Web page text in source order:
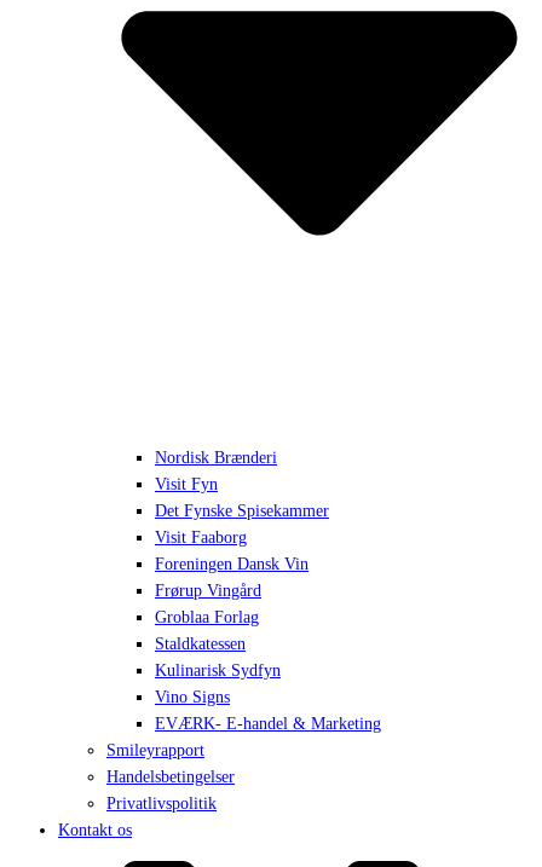
Nordisk Brænderi
Visit Fyn
Det Fynske Spisekammer
Visit Faaborg
Foreningen Dansk Vin
Frørup Vingård
Groblaa Forlag
Staldkatessen
Kulinarisk Sydfyn
Vino Signs
EVÆRK- E-handel & Marketing
Smileyrapport
Handelsbetingelser
Privatlivspolitik
Kontakt os